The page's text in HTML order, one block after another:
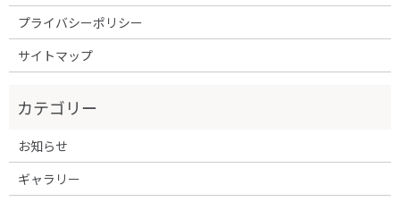
プライバシーポリシー
サイトマップ
お知らせ
ギャラリー